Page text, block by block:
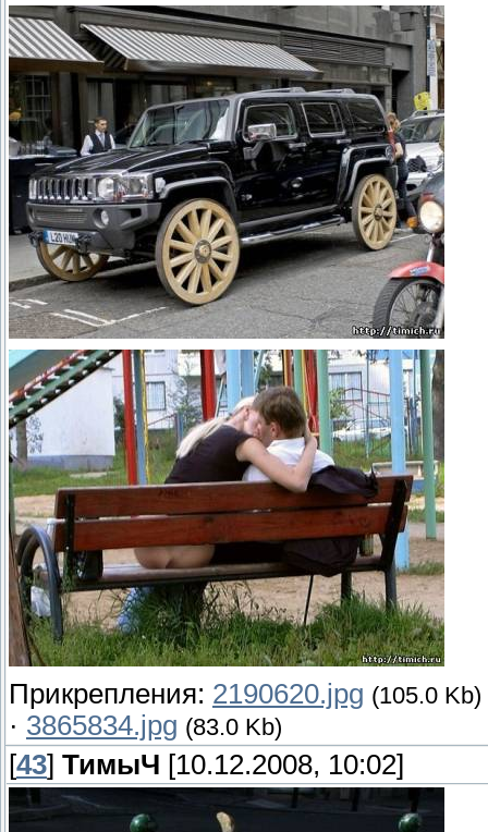
Прикрепления: 2190620.jpg (105.0 Kb)
· 3865834.jpg (83.0 Kb)
[43] ТимыЧ [10.12.2008, 10:02]